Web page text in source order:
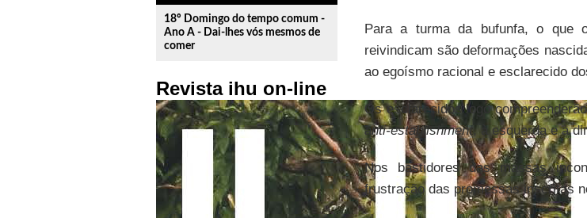
18º Domingo do tempo comum -
Ano A - Dai-lhes vós mesmos de
comer
Revista ihu on-line
Para a turma da bufunfa, o que
reivindicam são deformações
ao egoísmo racional e esclarecido
Os esclarecidos logo
anti-establishment, à esquerda e à
Nos bastidores das massas
frustração das promessas inscritas